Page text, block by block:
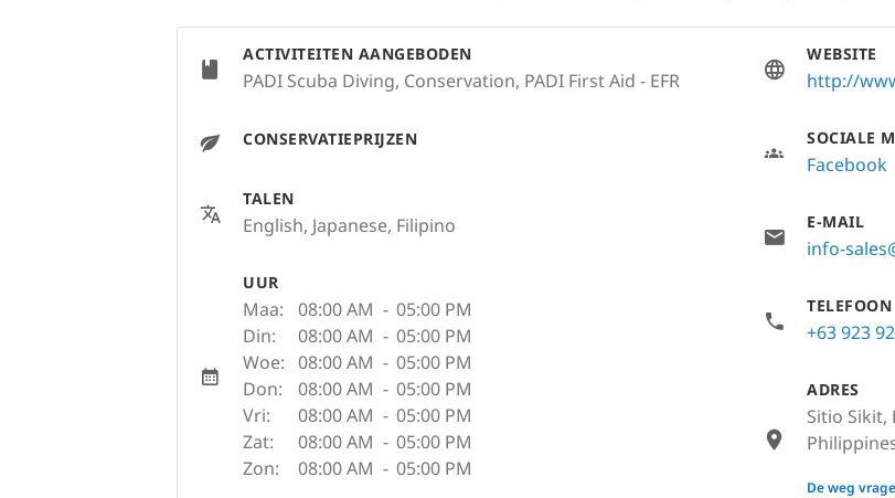
ACTIVITEITEN AANGEBODEN
PADI Scuba Diving, Conservation, PADI First Aid - EFR
CONSERVATIEPRIJZEN
TALEN
English, Japanese, Filipino
UUR
Maa: 08:00 AM - 05:00 PM
Din:
08:00 AM - 05:00 PM
Woe: 08:00 AM - 05:00 PM
Don:
08:00 AM - 05:00 PM
Vri:
08:00 AM - 05:00 PM
Zat:
08:00 AM - 05:00 PM
Zon:
08:00 AM - 05:00 PM
WEBSITE
http://
SOCIALE
Facebook
E-MAIL
info-
TELEFOON
+63 923
ADRES
Sitio Sikit,
None
De weg